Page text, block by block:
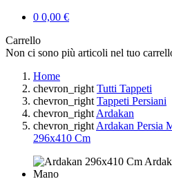
0 0,00 €
Carrello
Non ci sono più articoli nel tuo
Home
chevron_right Tutti Tappeti
chevron_right Tappeti Persiani
chevron_right Ardakan
chevron_right Ardakan Persia
296x410 Cm